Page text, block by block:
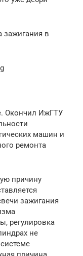
зажигания в
Окончил ИжГТУ
машин и
ремонта
причину
зажигания
регулировка
не